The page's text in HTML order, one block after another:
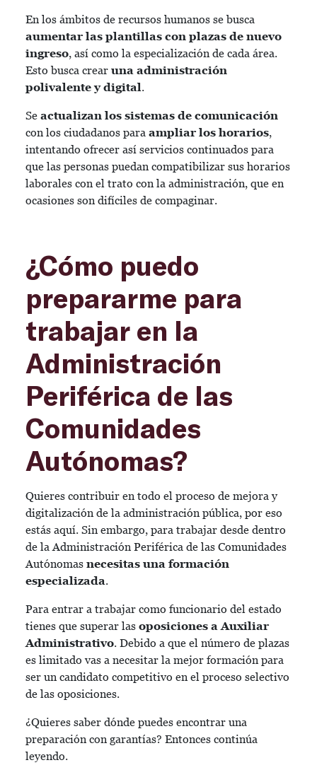
En los ámbitos de recursos humanos se busca
aumentar las plantillas con plazas de nuevo
ingreso, así como la especialización de cada área.
Esto busca crear una administración
polivalente y digital.
Se actualizan los sistemas de comunicación
con los ciudadanos para ampliar los horarios,
intentando ofrecer así servicios continuados para
que las personas puedan compatibilizar sus horarios
laborales con el trato con la administración, que en
ocasiones son difíciles de compaginar.
¿Cómo puedo
prepararme para
trabajar en la
Administración
Periférica de las
Comunidades
Autónomas?
Quieres contribuir en todo el proceso de mejora y
digitalización de la administración pública, por eso
estás aquí. Sin embargo, para trabajar desde dentro
de la Administración Periférica de las Comunidades
Autónomas necesitas una formación
especializada.
Para entrar a trabajar como funcionario del estado
tienes que superar las oposiciones a Auxiliar
Administrativo. Debido a que el número de plazas
es limitado vas a necesitar la mejor formación para
ser un candidato competitivo en el proceso selectivo
de las oposiciones.
¿Quieres saber dónde puedes encontrar una
preparación con garantías? Entonces continúa
leyendo.